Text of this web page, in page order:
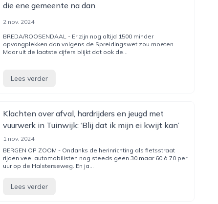
die ene gemeente na dan
2 nov. 2024
BREDA/ROOSENDAAL - Er zijn nog altijd 1500 minder
opvangplekken dan volgens de Spreidingswet zou moeten.
Maar uit de laatste cijfers blijkt dat ook de...
Lees verder
Klachten over afval, hardrijders en jeugd met
vuurwerk in Tuinwijk: ‘Blij dat ik mijn ei kwijt kan’
1 nov. 2024
BERGEN OP ZOOM - Ondanks de herinrichting als fietsstraat
rijden veel automobilisten nog steeds geen 30 maar 60 à 70 per
uur op de Halsterseweg. En ja...
Lees verder